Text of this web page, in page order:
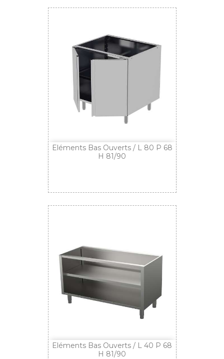
Eléments Bas Ouverts / L 80 P 68
H 81/90
Eléments Bas Ouverts / L 40 P 68
H 81/90